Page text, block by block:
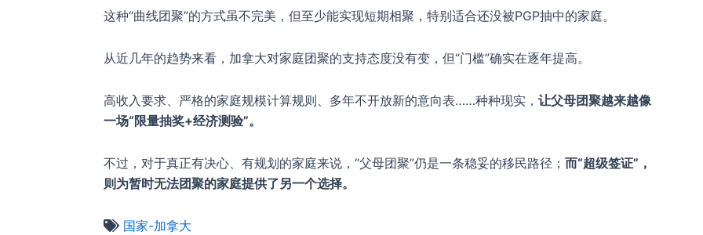
这种“曲线团聚”的方式虽不完美，但至少能实现短期相聚，特别适合还没被PGP抽中的家庭。
从近几年的趋势来看，加拿大对家庭团聚的支持态度没有变，但“门槛”确实在逐年提高。
高收入要求、严格的家庭规模计算规则、多年不开放新的意向表……种种现实， 让父母团聚越来越像
一场“限量抽奖+经济测验”。
不过，对于真正有决心、有规划的家庭来说，“父母团聚”仍是一条稳妥的移民路径； 而“超级签证”，
则为暂时无法团聚的家庭提供了另一个选择。
国家-加拿大